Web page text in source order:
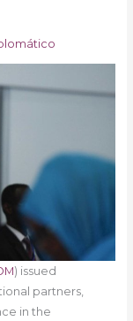
) issued
partners,
in the